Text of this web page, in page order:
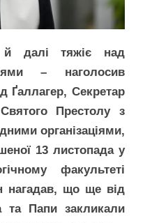
й далі тяжіє над
– наголосив
Ґаллагер, Секретар
Престолу з
організаціями,
13 листопада у
факультеті
нагадав, що ще від
та Папи закликали